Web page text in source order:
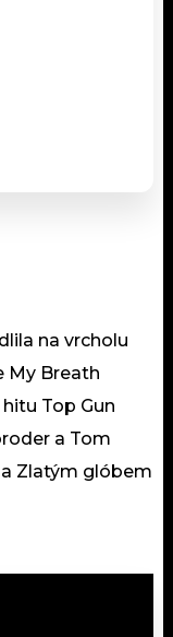
na vrcholu
My Breath
Top Gun
a Tom
Zlatým glóbem